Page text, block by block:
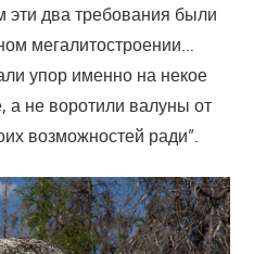
два требования были
мегалитостроении…
упор именно на некое
а не воротили валуны от
возможностей ради”.